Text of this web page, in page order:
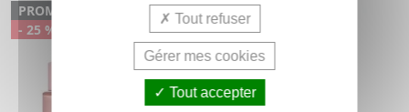
PROMO
- 25 %
PROMO
- 25 %
Tout refuser
Gérer mes cookies
Tout accepter